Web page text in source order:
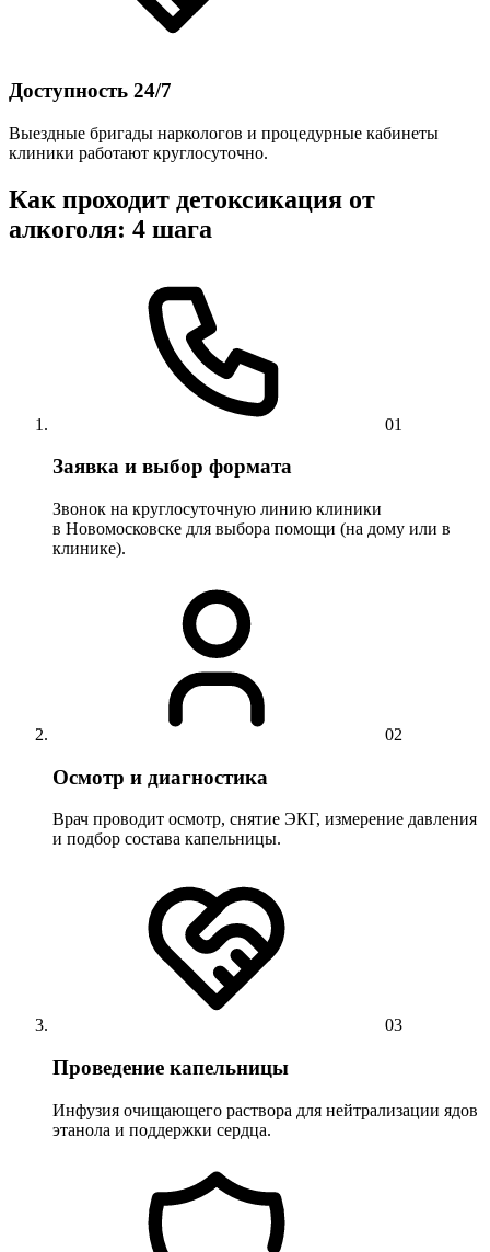
Доступность 24/7
Выездные бригады наркологов и процедурные кабинеты
клиники работают круглосуточно.
Как проходит детоксикация от
алкоголя: 4 шага
01
Заявка и выбор формата
Звонок на круглосуточную линию клиники
в Новомосковске для выбора помощи (на дому или в
клинике).
02
Осмотр и диагностика
Врач проводит осмотр, снятие ЭКГ, измерение давления
и подбор состава капельницы.
03
Проведение капельницы
Инфузия очищающего раствора для нейтрализации ядов
этанола и поддержки сердца.